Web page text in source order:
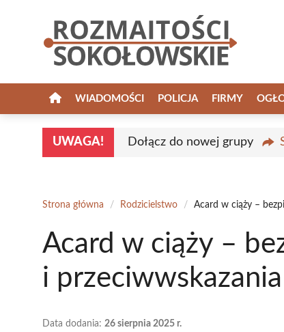
WIADOMOŚCI POLICJA FIRMY
UWAGA! Dołącz do nowej grupy
Strona główna / Rodzicielstwo / Acard w ciąży –
Acard w ciąży –
i przeciwwskazania
Data dodania: 26 sierpnia 2025 r.